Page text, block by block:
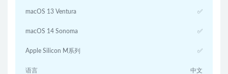
macOS 13 Ventura ✅
macOS 14 Sonoma ✅
Apple Silicon M系列 ✅
语言 中文